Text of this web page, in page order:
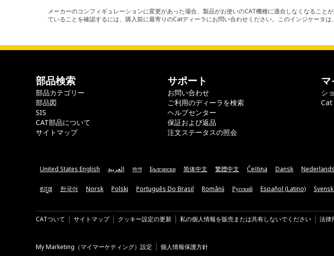
メーカーのコンフィギュレーションに変更があった場合、製品がお使いのCAT機種に適合しなくなるこ
ていることを確認するには、購入前に最寄りのCatディーラにお問い合わせください。このインジケータ
部品検索
部品カテゴリー
部品図
SIS
CAT部品について
サイトマップ
サポート
お問い合わせ
ご利用のディーラを検索
ヘルプセンター
保証および返品
注文ステータスの照会
マ
シ
Cat
United States English العربية বাংলা Български 简体中文 繁體中文 Čeština Dansk Nederlands
ಕನ್ನಡ 한국어 Norsk Polski Português Do Brasil Română Русский Español (Latino)
CATついて サイトマップ クッキー設定の更新 私の個人情報を販売または共有しないでください 法律
My Marketing（マイマーケティング）設定 個人情報保護方針